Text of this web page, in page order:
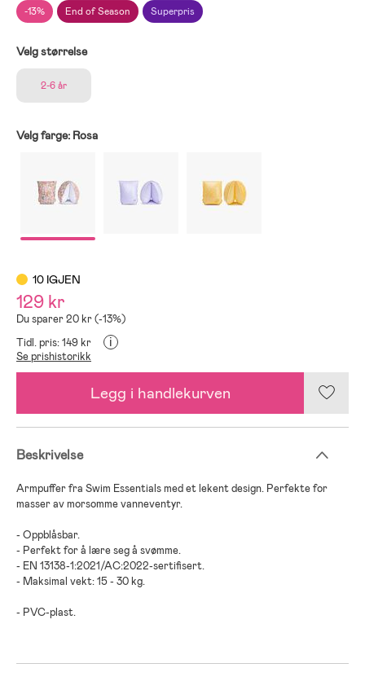
-13% End of Season Superpris
Velg størrelse
2-6 år
Velg farge: Rosa
10 IGJEN
129 kr
Du sparer 20 kr (-13%)
Tidl. pris: 149 kr
i
Se prishistorikk
Legg i handlekurven
Beskrivelse
Armpuffer fra Swim Essentials med et lekent design. Perfekte for
masser av morsomme vanneventyr.
- Oppblåsbar.
- Perfekt for å lære seg å svømme.
- EN 13138-1:2021/AC:2022-sertifisert.
- Maksimal vekt: 15 - 30 kg.
- PVC-plast.